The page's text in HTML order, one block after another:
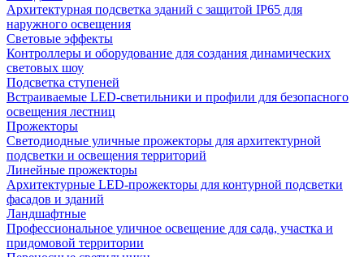
Архитектурная подсветка зданий с защитой IP65 для
наружного освещения
Световые эффекты
Контроллеры и оборудование для создания динамических
световых шоу
Подсветка ступеней
Встраиваемые LED-светильники и профили для безопасного
освещения лестниц
Прожекторы
Светодиодные уличные прожекторы для архитектурной
подсветки и освещения территорий
Линейные прожекторы
Архитектурные LED-прожекторы для контурной подсветки
фасадов и зданий
Ландшафтные
Профессиональное уличное освещение для сада, участка и
придомовой территории